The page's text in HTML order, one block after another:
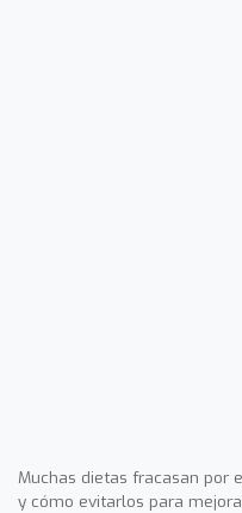
Muchas dietas fracasan por
y cómo evitarlos para